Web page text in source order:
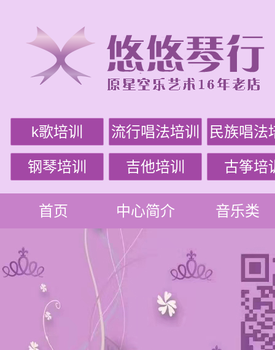
k歌培训 流行唱法培训 民族唱法
钢琴培训 吉他培训 古筝培
首页 中心简介 音乐类